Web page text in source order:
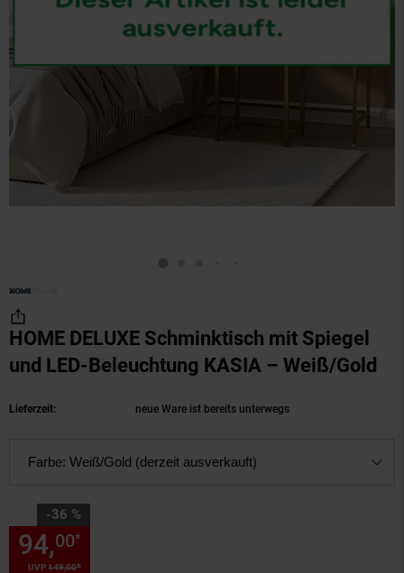
HOME DELUXE Schminktisch mit Spiegel
und LED-Beleuchtung KASIA – Weiß/Gold
Lieferzeit: neue Ware ist bereits unterwegs
Farbe: Weiß/Gold (derzeit ausverkauft)
-36 %
Sie Sparen 36 Prozent,
UVP149,00*
94,00*